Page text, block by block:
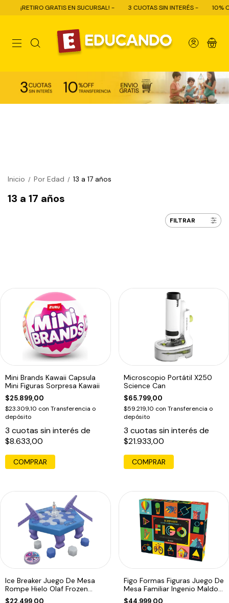
EN SUCURSAL! - 3 CUOTAS SIN INTERÉS - 10% OFF CON
0
Inicio / Por Edad / 13 a 17 años
13 a 17 años
FILTRAR
Mini Brands Kawaii Capsula
Mini Figuras Sorpresa Kawaii
$25.899,00
$23.309,10 con Transferencia o
depósito
3 cuotas sin interés de
$8.633,00
Microscopio Portátil X250
Science Can
$65.799,00
$59.219,10 con Transferencia o
depósito
3 cuotas sin interés de
$21.933,00
COMPRAR
Ice Breaker Juego De Mesa
Rompe Hielo Olaf Frozen
Disney
Figo Formas Figuras Juego De
Mesa Familiar Ingenio Maldon
Ed